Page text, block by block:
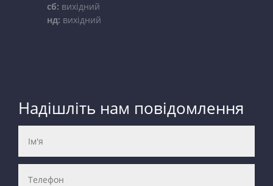
сб: вихідний
нд: вихідний
Надішліть нам повідомлення